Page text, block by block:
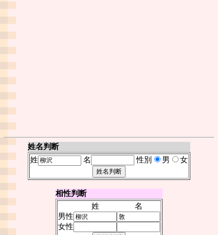
姓名判断
姓
名 性別 男 女
相性判断
姓
名
男性
女性